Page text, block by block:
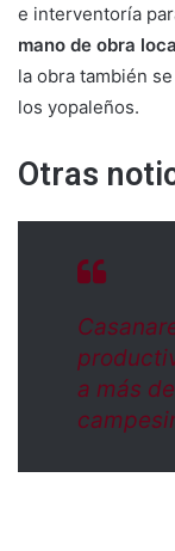
e interventoría
mano de obra
la obra también
los yopaleños.
Otras
a más